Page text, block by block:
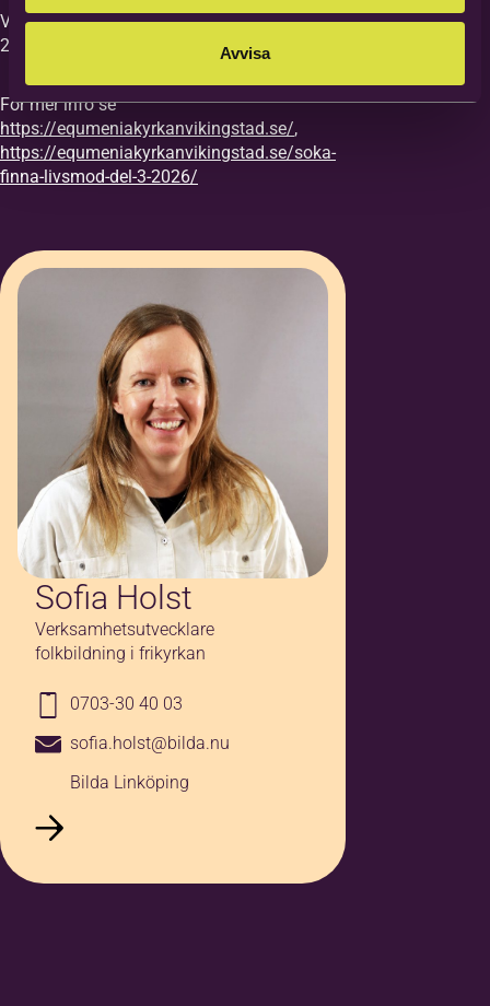
Avvisa
Vi vill ha din anmälan till kursen senast
27/8.
För mer info se
https://equmeniakyrkanvikingstad.se/,
https://equmeniakyrkanvikingstad.se/soka-
finna-livsmod-del-3-2026/
Sofia Holst
Verksamhetsutvecklare
folkbildning i frikyrkan
0703-30 40 03
sofia.holst@bilda.nu
Bilda Linköping